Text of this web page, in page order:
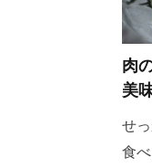
肉
美
せ
食